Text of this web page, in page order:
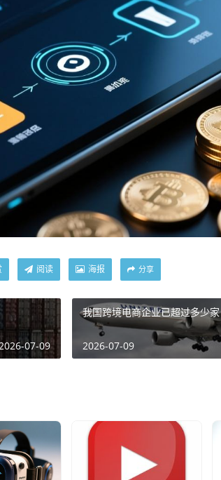
阅读 海报 分享
07-09
我国跨境电商企业已超过多少家
2026-07-09